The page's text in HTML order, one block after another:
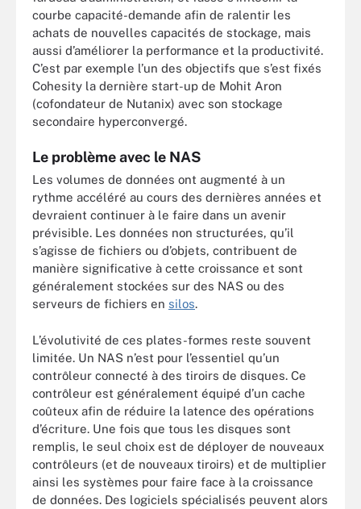
courbe capacité-demande afin de ralentir les
achats de nouvelles capacités de stockage, mais
aussi d’améliorer la performance et la productivité.
C’est par exemple l’un des objectifs que s’est fixés
Cohesity la dernière start-up de Mohit Aron
(cofondateur de Nutanix) avec son stockage
secondaire hyperconvergé.
Le problème avec le NAS
Les volumes de données ont augmenté à un
rythme accéléré au cours des dernières années et
devraient continuer à le faire dans un avenir
prévisible. Les données non structurées, qu’il
s’agisse de fichiers ou d’objets, contribuent de
manière significative à cette croissance et sont
généralement stockées sur des NAS ou des
serveurs de fichiers en silos.
L’évolutivité de ces plates-formes reste souvent
limitée. Un NAS n’est pour l’essentiel qu’un
contrôleur connecté à des tiroirs de disques. Ce
contrôleur est généralement équipé d’un cache
coûteux afin de réduire la latence des opérations
d’écriture. Une fois que tous les disques sont
remplis, le seul choix est de déployer de nouveaux
contrôleurs (et de nouveaux tiroirs) et de multiplier
ainsi les systèmes pour faire face à la croissance
de données. Des logiciels spécialisés peuvent alors